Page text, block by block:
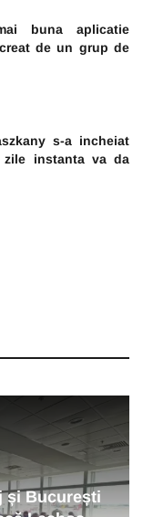
buna aplicatie
de un grup de
s-a incheiat
instanta va da
și București